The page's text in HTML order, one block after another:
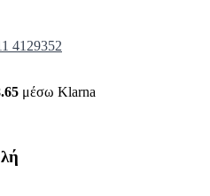
4129352
μέσω Klarna